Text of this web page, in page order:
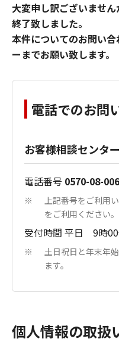
大変申し訳ございませ
終了致しました。
本件についてのお問い
ーまでお願い致します。
電話でのお問
お客様相談センター
電話番号 0570-08-
※
上記番号をご利用
をご利用ください。
受付時間 平日 9時
※
土日祝日と年末年
ます。
個人情報の取扱